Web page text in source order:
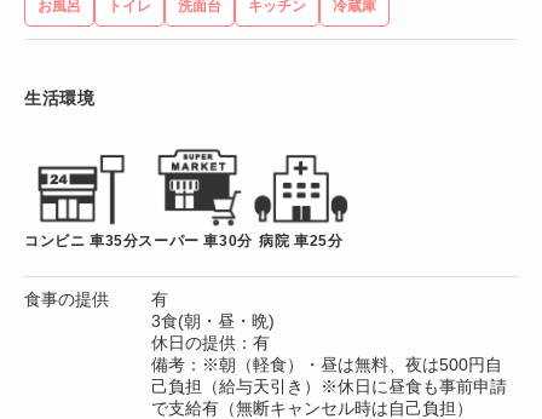
お風呂 トイレ 洗面台 キッチン 冷蔵庫
生活環境
コンビニ 車35分スーパー 車30分 病院 車25分
食事の提供
有
3食(朝・昼・晩)
休日の提供：有
備考：※朝（軽食）・昼は無料、夜は500円自
己負担（給与天引き）※休日に昼食も事前申請
で支給有（無断キャンセル時は自己負担）